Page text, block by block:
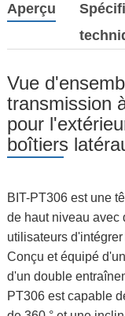
Aperçu
Vue
transmission
pour
boîtiers
BIT-PT306 est une
de haut niveau avec
utilisateurs
Conçu et équipé
d'un double
PT306 est capable